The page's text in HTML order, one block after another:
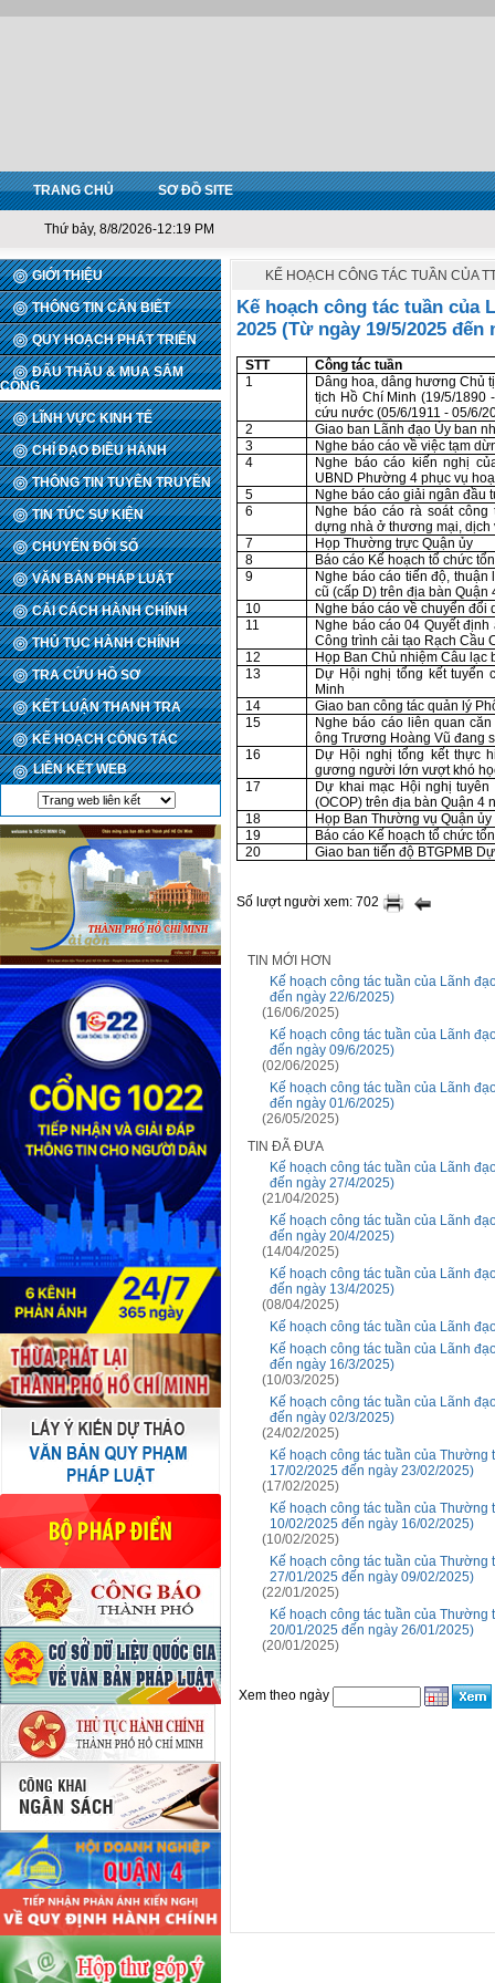
TRANG CHỦ SƠ ĐỒ SITE
Thứ bảy, 8/8/2026-12:19 PM
GIỚI THIỆU
THÔNG TIN CẦN BIẾT
QUY HOẠCH PHÁT TRIỂN
ĐẤU THẦU & MUA SẮM
CÔNG
LĨNH VỰC KINH TẾ
CHỈ ĐẠO ĐIỀU HÀNH
THÔNG TIN TUYÊN TRUYỀN
TIN TỨC SỰ KIỆN
CHUYỂN ĐỔI SỐ
VĂN BẢN PHÁP LUẬT
CẢI CÁCH HÀNH CHÍNH
THỦ TỤC HÀNH CHÍNH
TRA CỨU HỒ SƠ
KẾT LUẬN THANH TRA
KẾ HOẠCH CÔNG TÁC
LIÊN KẾT WEB
KẾ HOẠCH CÔNG TÁC TUẦN CỦA
Kế hoạch công tác tuần của
2025 (Từ ngày 19/5/2025 đến
STT
Công tác tuần
1
Dâng hoa, dâng hương Chủ
tịch Hồ Chí Minh (19/5/1890
cứu nước (05/6/1911 - 05/6/
2
Giao ban Lãnh đạo Ủy ban
3
Nghe báo cáo về việc tạm
4
Nghe báo cáo kiến nghị
UBND Phường 4 phục vụ
5
Nghe báo cáo giải ngân đầu
6
Nghe báo cáo rà soát
dựng nhà ở thương mại, dịch
7
Họp Thường trực Quận ủy
8
Báo cáo Kế hoạch tổ chức
9
Nghe báo cáo tiến độ,
cũ (cấp D) trên địa bàn Quận
10
Nghe báo cáo về chuyển
11
Nghe báo cáo 04 Quyết
Công trình cải tạo Rạch Cầu
12
Họp Ban Chủ nhiệm Câu lạc
13
Dự Hội nghị tổng kết tuyển
Minh
14
Giao ban công tác quản lý
15
Nghe báo cáo liên quan
ông Trương Hoàng Vũ đang
16
Dự Hội nghị tổng kết thực
gương người lớn vượt khó
17
Dự khai mạc Hội nghị
(OCOP) trên địa bàn Quận 4
18
Họp Ban Thường vụ Quận ủy
19
Báo cáo Kế hoạch tổ chức
20
Giao ban tiến độ BTGPMB
Số lượt người xem: 702
TIN MỚI HƠN
Kế hoạch công tác tuần của Lãnh
đến ngày 22/6/2025)
(16/06/2025)
Kế hoạch công tác tuần của Lãnh
đến ngày 09/6/2025)
(02/06/2025)
Kế hoạch công tác tuần của Lãnh
đến ngày 01/6/2025)
(26/05/2025)
TIN ĐÃ ĐƯA
Kế hoạch công tác tuần của Lãnh
đến ngày 27/4/2025)
(21/04/2025)
Kế hoạch công tác tuần của Lãnh
đến ngày 20/4/2025)
(14/04/2025)
Kế hoạch công tác tuần của Lãnh
đến ngày 13/4/2025)
(08/04/2025)
Kế hoạch công tác tuần của Lãnh
Kế hoạch công tác tuần của Lãnh
đến ngày 16/3/2025)
(10/03/2025)
Kế hoạch công tác tuần của Lãnh
đến ngày 02/3/2025)
(24/02/2025)
Kế hoạch công tác tuần của
17/02/2025 đến ngày 23/02/2025)
(17/02/2025)
Kế hoạch công tác tuần của
10/02/2025 đến ngày 16/02/2025)
(10/02/2025)
Kế hoạch công tác tuần của
27/01/2025 đến ngày 09/02/2025)
(22/01/2025)
Kế hoạch công tác tuần của
20/01/2025 đến ngày 26/01/2025)
(20/01/2025)
Xem theo ngày